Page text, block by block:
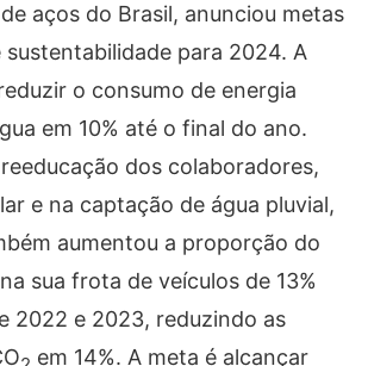
aços do Brasil, anunciou metas
sustentabilidade para 2024. A
o consumo de energia
em 10% até o final do ano.
dos colaboradores,
e na captação de água pluvial,
aumentou a proporção do
sua frota de veículos de 13%
2022 e 2023, reduzindo as
em 14%. A meta é alcançar